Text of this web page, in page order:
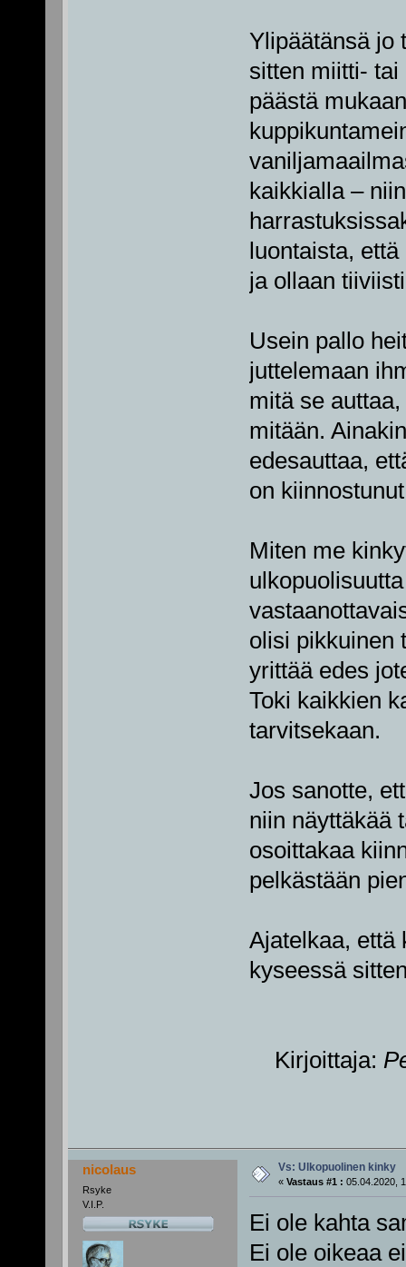
Ylipäätänsä jo
sitten miitti-
päästä
kaikkialla –
luontaista,
ja ollaan
Usein pallo
juttelemaan
mitä se
mitään.
edesauttaa,
on
Miten me
olisi pikkuinen
yrittää edes
Toki kaikkien
tarvitsekaan.
Jos sanotte,
niin näyttäkää
osoittakaa
pelkästään
Ajatelkaa, että
kyseessä
Kirjoittaja:
nicolaus
Rsyke
V.I.P.
Vs: Ulkopuolinen kinky
« Vastaus #1 : 05.04.2020,
Ei ole kahta
Ei ole oikeaa